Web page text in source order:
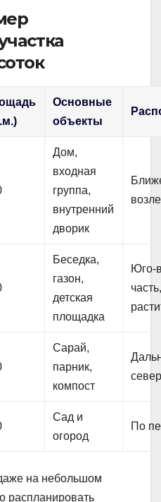
Основные
объекты
Дом,
входная
группа,
внутренний
дворик
Беседка,
газон,
детская
площадка
Юго-
Сарай,
парник,
компост
Сад и
огород
По
на небольшом
распланировать